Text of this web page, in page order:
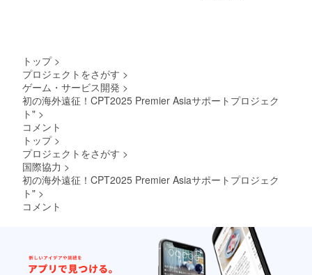
トップ >
プロジェクトをさがす >
ゲーム・サービス開発 >
初の海外遠征！CPT2025 Premier Asiaサポートプロジェク
ト" >
コメント
トップ >
プロジェクトをさがす >
国際協力 >
初の海外遠征！CPT2025 Premier Asiaサポートプロジェク
ト" >
コメント